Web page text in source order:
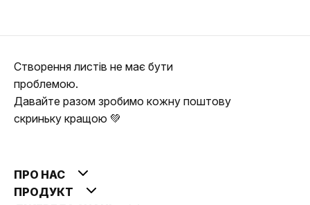
Створення листів не має бути
проблемою.
Давайте разом зробимо кожну поштову
скриньку кращою 💚
ПРО НАС
ПРОДУКТ